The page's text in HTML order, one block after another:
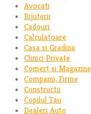
Avocati
Bijuterii
Cadouri
Calculatoare
Casa si Gradina
Clinici Private
Comert si Magazine
Companii, Firme
Constructii
Copilul Tau
Dealeri Auto